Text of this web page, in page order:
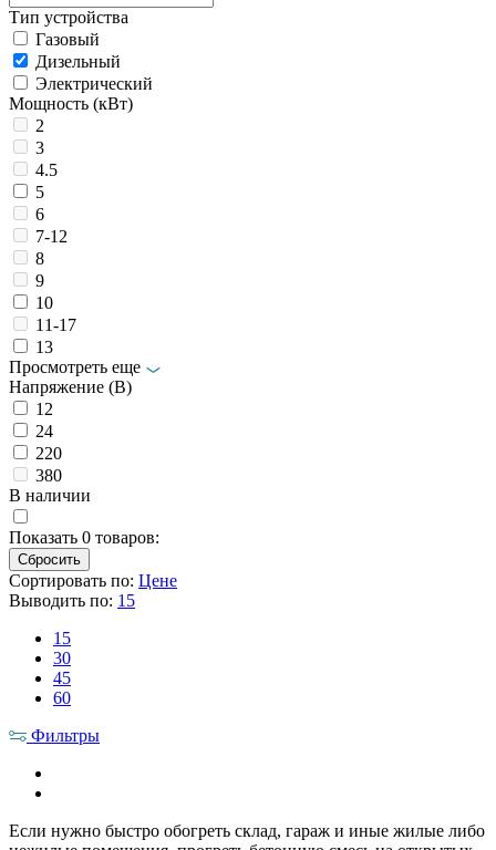
Тип устройства
Газовый
Дизельный
Электрический
Мощность (кВт)
2
3
4.5
5
6
7-12
8
9
10
11-17
13
Просмотреть еще
Напряжение (В)
12
24
220
380
В наличии
Показать 0 товаров:
Сортировать по: Цене
Выводить по: 15
15
30
45
60
Фильтры
Если нужно быстро обогреть склад, гараж и иные жилые либо